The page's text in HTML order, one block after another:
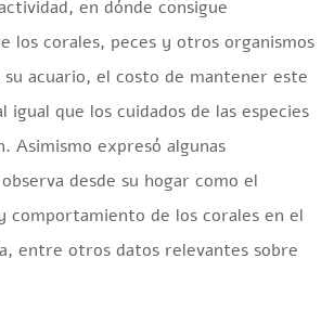
en dónde consigue
los corales, peces y otros organismos
acuario, el costo de mantener este
igual que los cuidados de las especies
Asimismo expresó algunas
desde su hogar como el
comportamiento de los corales en el
entre otros datos relevantes sobre